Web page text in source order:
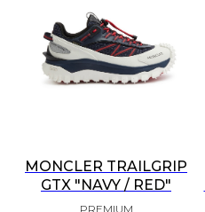
MONCLER TRAILGRIP
GTX "NAVY / RED"
PREMIUM